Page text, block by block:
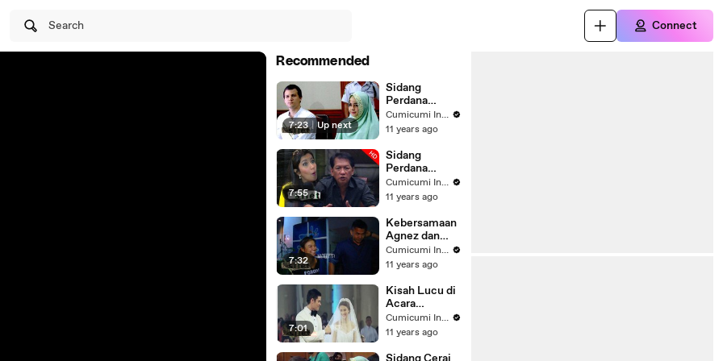
Search Connect
Recommended
7:23 | Up next
Sidang
Perdana
Perceraian
Risty-Stuart -
September
2015
Cumicumi Indigo
11 years ago
7:55
Sidang
Perdana
Perceraian
Andy Soraya -
Silet 16
September
2015
Cumicumi Indigo
11 years ago
7:32
Kebersamaan
Agnez dan
Wijin - Silet 17
Oktober 2015
Cumicumi Indigo
11 years ago
7:01
Kisah Lucu di
Acara
Pernikahan -
Silet 19
2015
Cumicumi Indigo
11 years ago